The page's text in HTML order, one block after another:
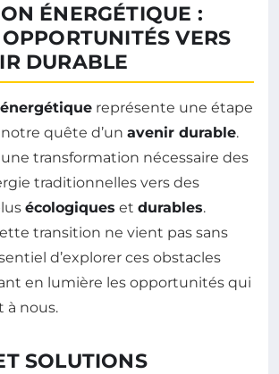
ÉNERGÉTIQUE :
VERS
DURABLE
représente une étape
quête d’un avenir durable.
transformation nécessaire des
traditionnelles vers des
écologiques et durables.
transition ne vient pas sans
d’explorer ces obstacles
en lumière les opportunités qui
à nous.
SOLUTIONS